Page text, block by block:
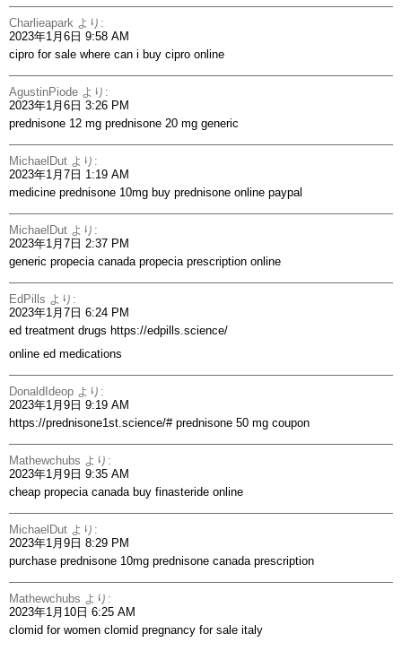
Charlieapark より:
2023年1月6日 9:58 AM
cipro for sale where can i buy cipro online
AgustinPiode より:
2023年1月6日 3:26 PM
prednisone 12 mg prednisone 20 mg generic
MichaelDut より:
2023年1月7日 1:19 AM
medicine prednisone 10mg buy prednisone online paypal
MichaelDut より:
2023年1月7日 2:37 PM
generic propecia canadapropecia prescription online
EdPills より:
2023年1月7日 6:24 PM
ed treatment drugs https://edpills.science/
online ed medications
DonaldIdeop より:
2023年1月9日 9:19 AM
https://prednisone1st.science/#prednisone 50 mg coupon
Mathewchubs より:
2023年1月9日 9:35 AM
cheap propecia canada buy finasteride online
MichaelDut より:
2023年1月9日 8:29 PM
purchase prednisone 10mg prednisone canada prescription
Mathewchubs より:
2023年1月10日 6:25 AM
clomid for women clomid pregnancy for sale italy